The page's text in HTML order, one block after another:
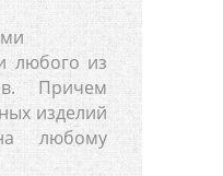
любого из
Причем
изделий
любому